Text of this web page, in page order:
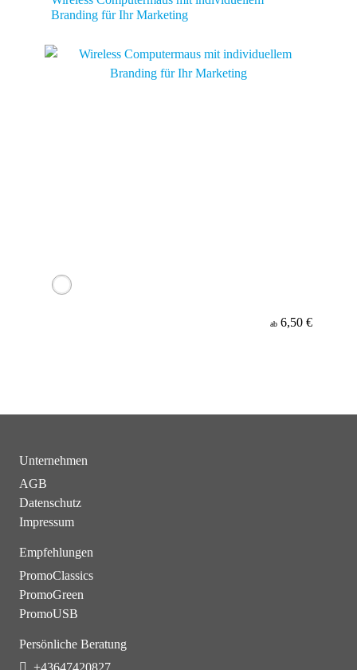
Branding für Ihr Marketing
ab 6,50 €
Unternehmen
AGB
Datenschutz
Impressum
Empfehlungen
PromoClassics
PromoGreen
PromoUSB
Persönliche Beratung
+43647420827